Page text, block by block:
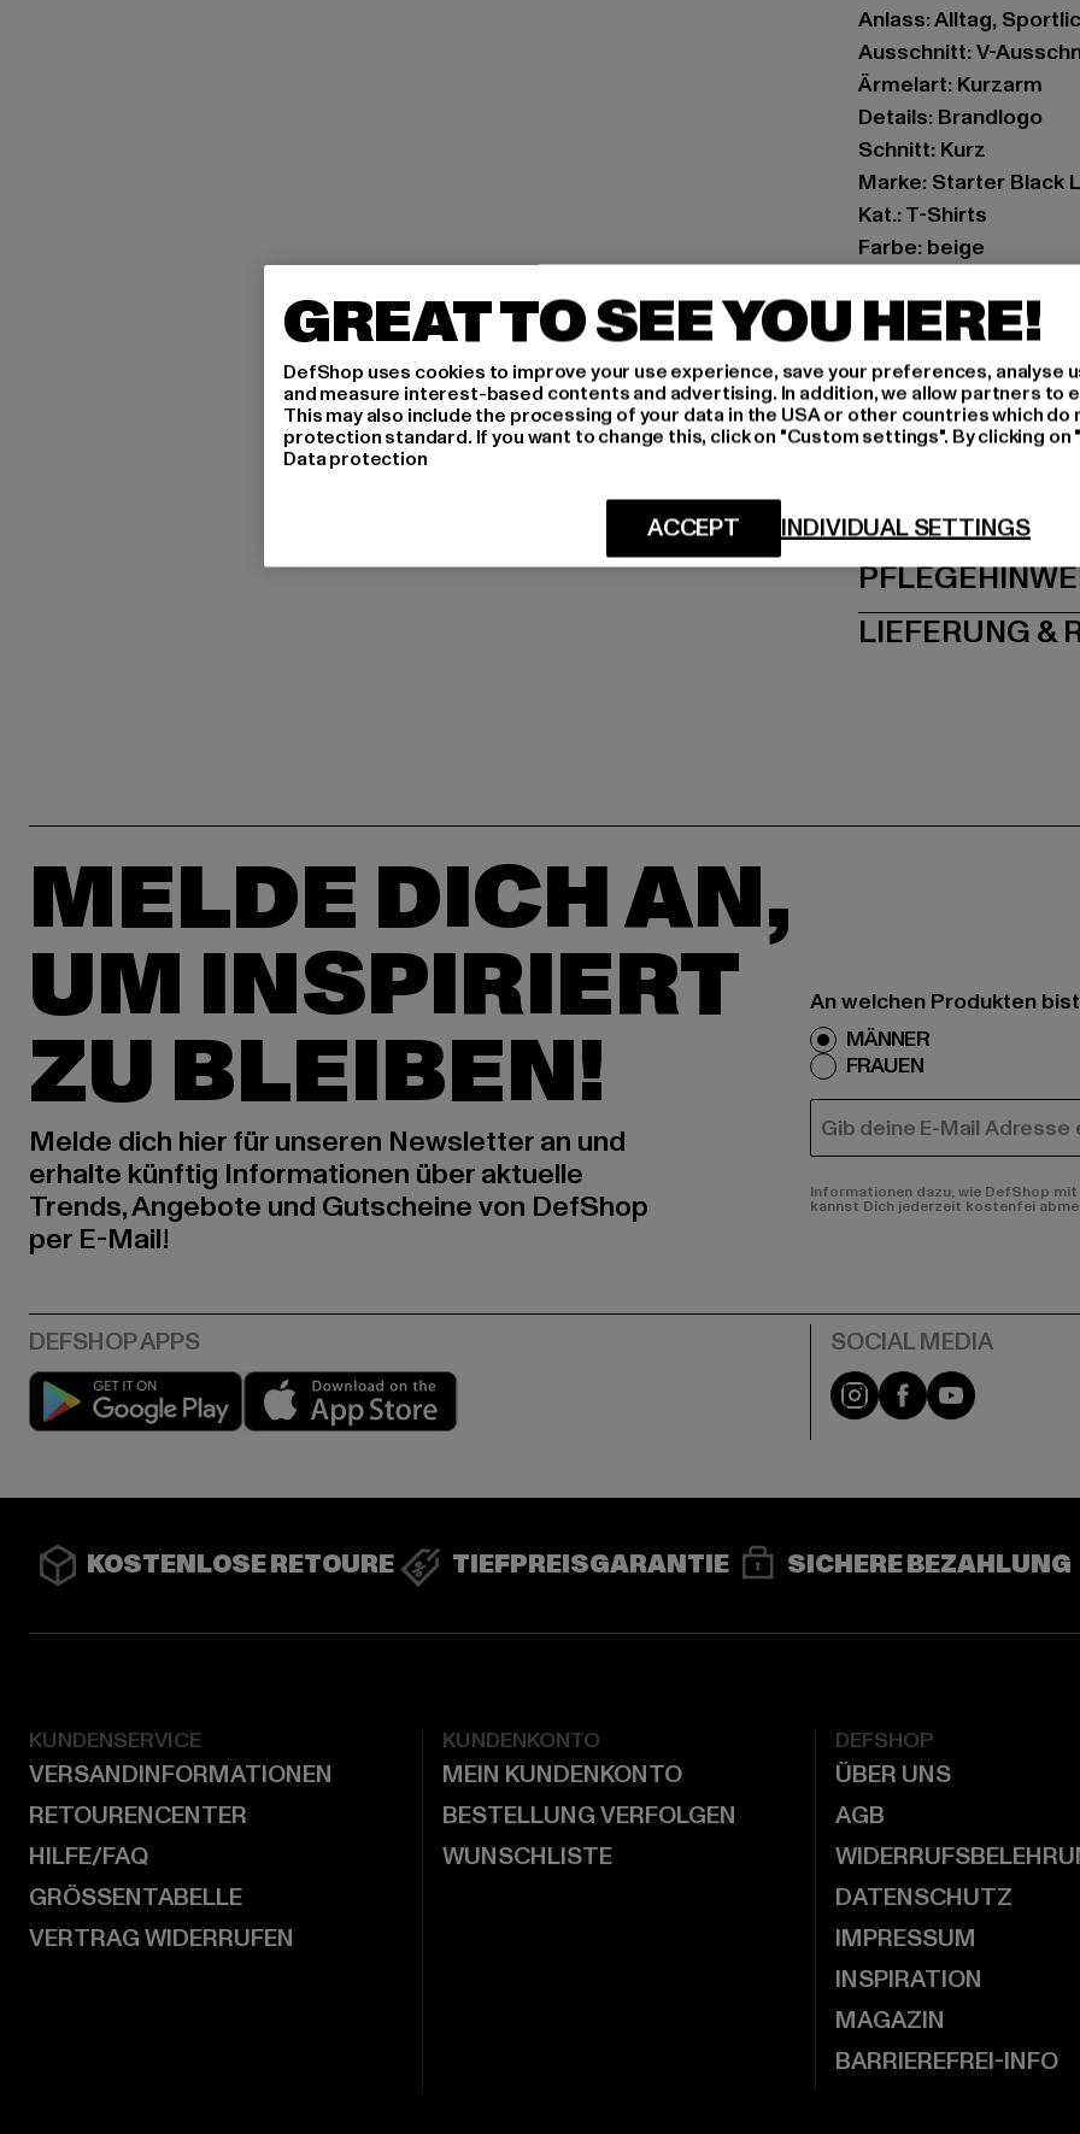
Anlass: Alltag,
Ausschnitt: V-
Ärmelart: Kurzarm
Details: Brandlogo
Schnitt: Kurz
Marke: Starter Black
Kat.: T-Shirts
Farbe: beige
Art.Nr: ST157-03618
Hersteller: TB
Dr.-Robert-Murjahn-
GRÖSSE
LIEFERUNG &
MELDE DICH AN,
UM INSPIRIERT
ZU BLEIBEN!
Melde dich hier für unseren Newsletter an und
erhalte künftig Informationen über aktuelle
Trends, Angebote und Gutscheine von DefShop
per E-Mail!
An welchen Produkten
MÄNNER
FRAUEN
E-MAIL
Informationen dazu, wie DefShop
kannst Dich jederzeit kostenfei
Play market Instagram
FacebookYouTube
KOSTENLOSE RETOURE TIEFPREISGARANTIE SICHERE BEZAHLUNG
KUNDENSERVICE
VERSANDINFORMATIONEN
RETOURENCENTER
HILFE/FAQ
GRÖSSENTABELLE
VERTRAG WIDERRUFEN
KUNDENKONTO
MEIN KUNDENKONTO
BESTELLUNG VERFOLGEN
WUNSCHLISTE
DEFSHOP
ÜBER UNS
AGB
DATENSCHUTZ
IMPRESSUM
INSPIRATION
MAGAZIN
BARRIEREFREI-INFO
GREAT TO SEE YOU HERE!
DefShop uses cookies to improve your use experience, save your preferences, analyse
and measure interest-based contents and advertising. In addition, we allow partners to
This may also include the processing of your data in the USA or other countries which do
protection standard. If you want to change this, click on "Custom settings". By clicking
Data protection
INDIVIDUAL SETTINGS
ACCEPT